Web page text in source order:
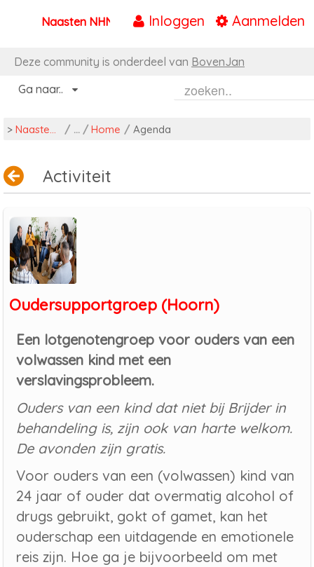
Naar content
Inloggen Aanmelden
Naasten NHN
Deze community is onderdeel van BovenJan
Ga naar..
> Naasten NHN / Home / Agenda
Activiteit
Oudersupportgroep (Hoorn)
Een lotgenotengroep voor ouders van een
volwassen kind met een
verslavingsprobleem.
Ouders van een kind dat niet bij Brijder in
behandeling is, zijn ook van harte welkom.
De avonden zijn gratis.
Voor ouders van een (volwassen) kind van
24 jaar of ouder dat overmatig alcohol of
drugs gebruikt, gokt of gamet, kan het
ouderschap een uitdagende en emotionele
reis zijn. Hoe ga je bijvoorbeeld om met